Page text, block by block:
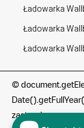
Ładowarka
Ładowarka
Ładowarka
©
zastrzeżone.